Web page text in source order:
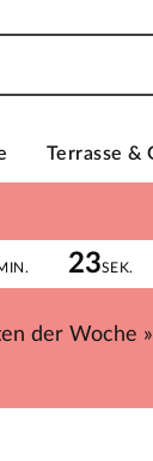
Terrasse &
23SEK.
der Woche »